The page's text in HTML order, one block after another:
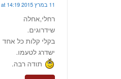
11 במרץ 2015 at 14:19
רחלי,אחלה
שידרוגים.
בקלי קלות כל אחד
ישדרג לטעמו.
תודה רבה.